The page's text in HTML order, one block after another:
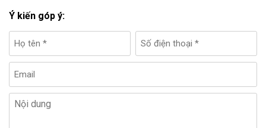
Ý kiến góp ý: